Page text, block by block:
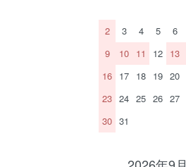
2
3 4 5 6
9
10 11 12 13
16 17 18 19 20
23 24 25 26 27
30 31